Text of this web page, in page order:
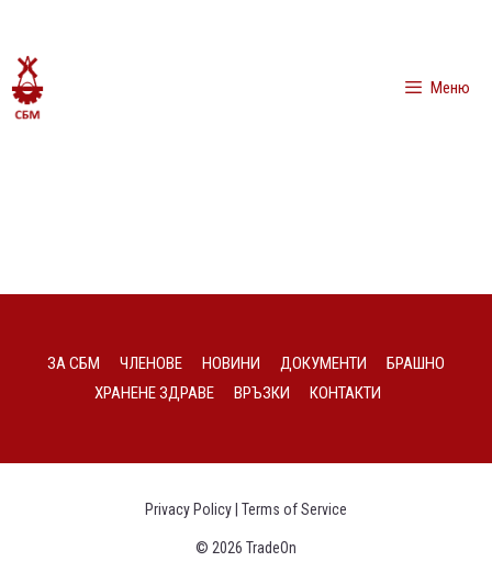
Меню
ЗА СБМ ЧЛЕНОВЕ НОВИНИ ДОКУМЕНТИ
БРАШНО
ХРАНЕНЕ ЗДРАВЕ
ВРЪЗКИ КОНТАКТИ
Privacy Policy Terms of Service
© 2026 TradeOn